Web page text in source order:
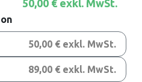
50,00 € exkl. MwSt.
50,00 € exkl. MwSt.
89,00 € exkl. MwSt.